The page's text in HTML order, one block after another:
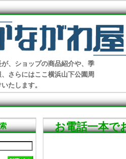
、ショップの商品紹介や、季
さらにはここ横浜山下公園周
たします。
お電話一本で